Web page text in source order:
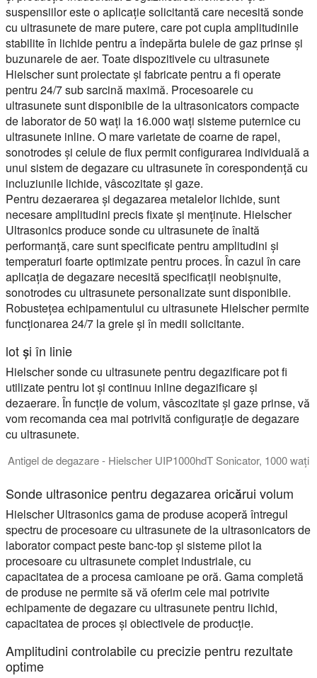
suspensiilor este o aplicație solicitantă care necesită sonde
cu ultrasunete de mare putere, care pot cupla amplitudinile
stabilite în lichide pentru a îndepărta bulele de gaz prinse și
buzunarele de aer. Toate dispozitivele cu ultrasunete
Hielscher sunt proiectate și fabricate pentru a fi operate
pentru 24/7 sub sarcină maximă. Procesoarele cu
ultrasunete sunt disponibile de la ultrasonicators compacte
de laborator de 50 wați la 16.000 wați sisteme puternice cu
ultrasunete inline. O mare varietate de coarne de rapel,
sonotrodes și celule de flux permit configurarea individuală a
unui sistem de degazare cu ultrasunete în corespondență cu
incluziunile lichide, vâscozitate și gaze.
Pentru dezaerarea și degazarea metalelor lichide, sunt
necesare amplitudini precis fixate și menținute. Hielscher
Ultrasonics produce sonde cu ultrasunete de înaltă
performanță, care sunt specificate pentru amplitudini și
temperaturi foarte optimizate pentru proces. În cazul în care
aplicația de degazare necesită specificații neobișnuite,
sonotrodes cu ultrasunete personalizate sunt disponibile.
Robustețea echipamentului cu ultrasunete Hielscher permite
funcționarea 24/7 la grele și în medii solicitante.
lot și în linie
Hielscher sonde cu ultrasunete pentru degazificare pot fi
utilizate pentru lot și continuu inline degazificare și
dezaerare. În funcție de volum, vâscozitate și gaze prinse, vă
vom recomanda cea mai potrivită configurație de degazare
cu ultrasunete.
Antigel de degazare - Hielscher UIP1000hdT Sonicator, 1000 wați
Sonde ultrasonice pentru degazarea oricărui volum
Hielscher Ultrasonics gama de produse acoperă întregul
spectru de procesoare cu ultrasunete de la ultrasonicators de
laborator compact peste banc-top și sisteme pilot la
procesoare cu ultrasunete complet industriale, cu
capacitatea de a procesa camioane pe oră. Gama completă
de produse ne permite să vă oferim cele mai potrivite
echipamente de degazare cu ultrasunete pentru lichid,
capacitatea de proces și obiectivele de producție.
Amplitudini controlabile cu precizie pentru rezultate
optime